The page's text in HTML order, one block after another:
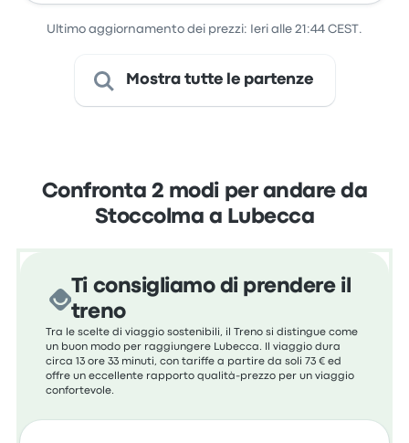
Ultimo aggiornamento dei prezzi: Ieri alle 21:44 CEST.
Mostra tutte le partenze
Confronta 2 modi per andare da
Stoccolma a Lubecca
Ti consigliamo di prendere il
treno
Tra le scelte di viaggio sostenibili, il Treno si distingue come
un buon modo per raggiungere Lubecca. Il viaggio dura
circa 13 ore 33 minuti, con tariffe a partire da soli 73 € ed
offre un eccellente rapporto qualità-prezzo per un viaggio
confortevole.